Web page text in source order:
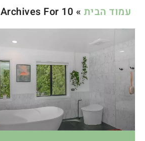
עמוד הבית » Archives For 10 באוגוסט 2023